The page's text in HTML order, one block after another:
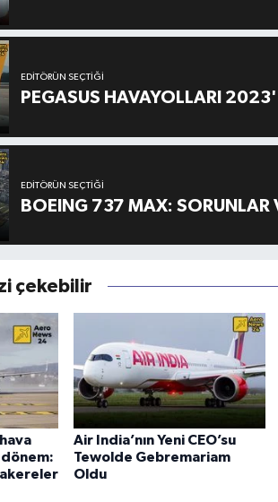
EDITÖRÜN SEÇTIĞI
PEGASUS HAVAYOLLARI
EDITÖRÜN SEÇTIĞI
BOEING 737 MAX: SORUNLAR
çekebilir
dönem:
Air India’nın Yeni CEO’su
Tewolde Gebremariam
Oldu